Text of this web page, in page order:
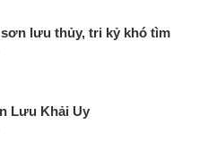
lưu thủy, tri kỷ khó tìm
Lưu Khải Uy